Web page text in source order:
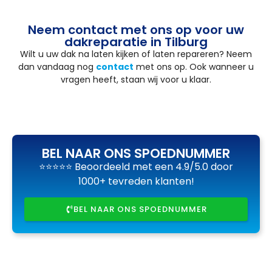
Neem contact met ons op voor uw
dakreparatie in Tilburg
Wilt u uw dak na laten kijken of laten repareren? Neem
dan vandaag nog contact met ons op. Ook wanneer u
vragen heeft, staan wij voor u klaar.
BEL NAAR ONS SPOEDNUMMER
⭐⭐⭐⭐⭐ Beoordeeld met een 4.9/5.0 door
1000+ tevreden klanten!
BEL NAAR ONS SPOEDNUMMER